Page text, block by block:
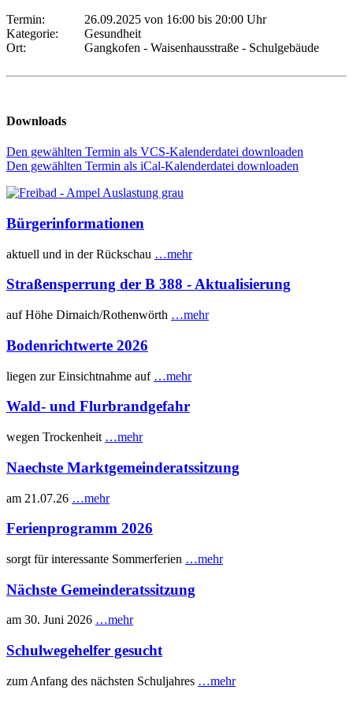
Termin:
26.09.2025 von 16:00 bis 20:00 Uhr
Kategorie:
Gesundheit
Ort:
Gangkofen - Waisenhausstraße - Schulgebäude
Downloads
Den gewählten Termin als VCS-Kalenderdatei downloaden
Den gewählten Termin als iCal-Kalenderdatei downloaden
Bürgerinformationen
aktuell und in der Rückschau …mehr
Straßensperrung der B 388 - Aktualisierung
auf Höhe Dirnaich/Rothenwörth …mehr
Bodenrichtwerte 2026
liegen zur Einsichtnahme auf …mehr
Wald- und Flurbrandgefahr
wegen Trockenheit …mehr
Naechste Marktgemeinderatssitzung
am 21.07.26 …mehr
Ferienprogramm 2026
sorgt für interessante Sommerferien …mehr
Nächste Gemeinderatssitzung
am 30. Juni 2026 …mehr
Schulwegehelfer gesucht
zum Anfang des nächsten Schuljahres …mehr